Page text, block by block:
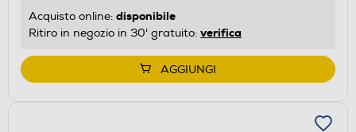
Acquisto online: disponibile
Ritiro in negozio in 30' gratuito: verifica
AGGIUNGI